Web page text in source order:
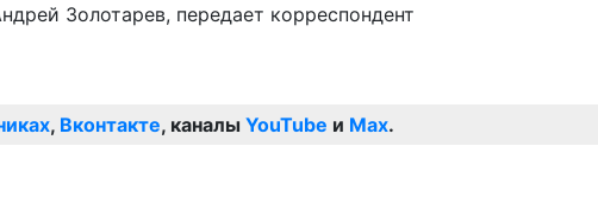
Золотарев, передает корреспондент
, Вконтакте, каналы YouTube и Max.